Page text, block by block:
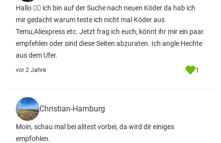
Hallo 🙋‍♂️ ich bin auf der Suche nach neuen Köder da hab ich
mir gedacht warum teste ich nicht mal Köder aus
Temu,Aliexpress etc. Jetzt frag ich euch, könnt ihr mir ein paar
empfehlen oder sind diese Seiten abzuraten. Ich angle Hechte
aus dem Ufer.
vor 2 Jahre 1
Christian-Hamburg
Moin, schau mal bei alitest vorbei, da wird dir einiges
empfohlen.